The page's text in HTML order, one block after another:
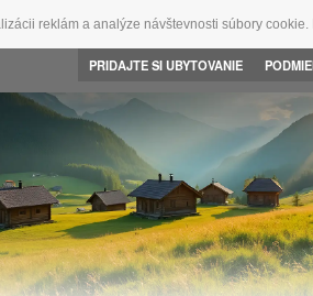
reklám a analýze návštevnosti súbory
PRIDAJTE SI UBYTOVANIE